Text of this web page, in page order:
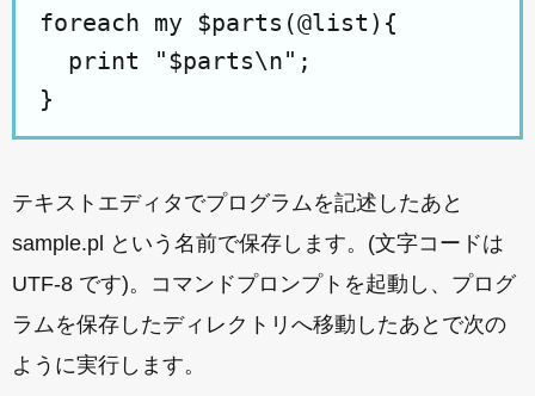
foreach my $parts(@list){
  print "$parts\n";
}
テキストエディタでプログラムを記述したあと
sample.pl という名前で保存します。(文字コードは
UTF-8 です)。コマンドプロンプトを起動し、プログ
ラムを保存したディレクトリへ移動したあとで次の
ように実行します。